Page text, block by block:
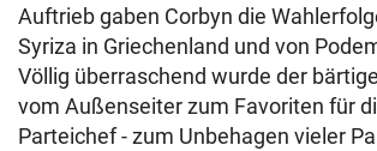
Auftrieb gaben Corbyn die
Syriza in Griechenland und von
Völlig überraschend wurde der
vom Außenseiter zum Favoriten für
Parteichef - zum Unbehagen vieler